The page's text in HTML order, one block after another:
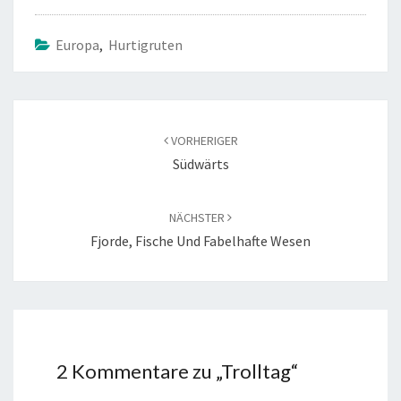
o
o
k
er
Europa, Hurtigruten
VORHERIGER
Südwärts
NÄCHSTER
Fjorde, Fische Und Fabelhafte Wesen
2 Kommentare zu „Trolltag“